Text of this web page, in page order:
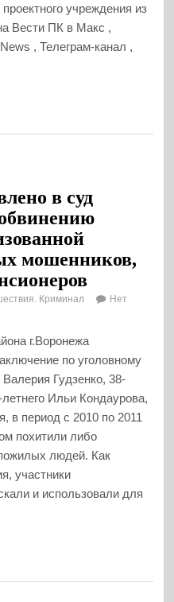
учреждения из
Вести ПК в Макс ,
, Телеграм-канал ,
в суд
мошенников,
Криминал
Нет
г.Воронежа
по уголовному
Гудзенко, 38-
Ильи Кондаурова,
в период с 2010 по 2011
похитили либо
людей. Как
участники
и использовали для